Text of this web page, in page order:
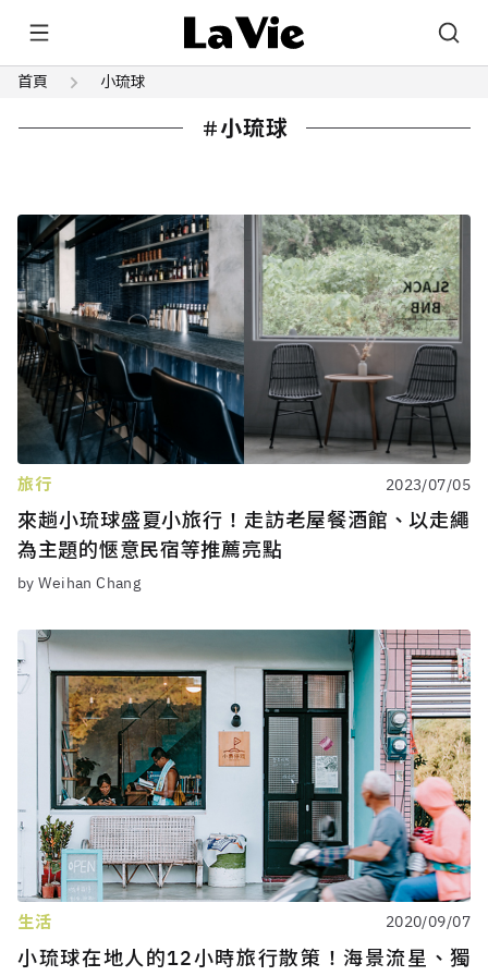
首頁 小琉球
小琉球
旅行 2023/07/05
來趟小琉球盛夏小旅行！走訪老屋餐酒館、以走繩
為主題的愜意民宿等推薦亮點
by Weihan Chang
生活 2020/09/07
小琉球在地人的12小時旅行散策！海景流星、獨